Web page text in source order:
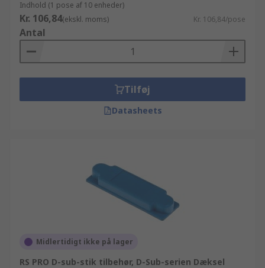
Indhold (1 pose af 10 enheder)
Kr. 106,84(ekskl. moms) Kr. 106,84/pose
Antal
Tilføj
Datasheets
Midlertidigt ikke på lager
RS PRO D-sub-stik tilbehør, D-Sub-serien Dæksel